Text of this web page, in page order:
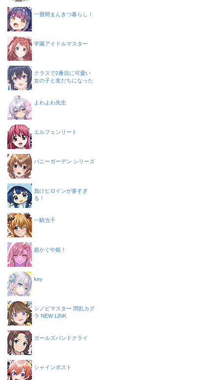
一畳間まんきつ暮らし！
学園アイドルマスター
クラスで2番目に可愛い
女の子と友だちになった
よわよわ先生
エルフェンリート
バニーガーデン シリーズ
負けヒロインが多すぎ
る！
一騎当千
超かぐや姫！
key
シノビマスター 閃乱カグ
ラ NEW LINK
ガールズバンドクライ
シャインポスト